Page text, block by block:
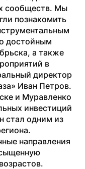
сообществ. Мы
познакомить
достойным
а также
в
директор
Иван Петров.
и Муравленко
инвестиций
стал одним из
направления